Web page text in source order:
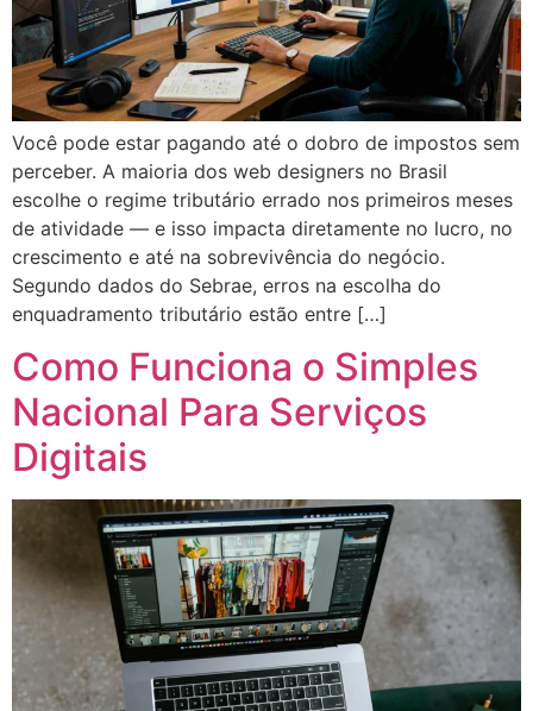
Você pode estar pagando até o dobro de impostos sem
perceber. A maioria dos web designers no Brasil
escolhe o regime tributário errado nos primeiros meses
de atividade — e isso impacta diretamente no lucro, no
crescimento e até na sobrevivência do negócio.
Segundo dados do Sebrae, erros na escolha do
enquadramento tributário estão entre […]
Como Funciona o Simples
Nacional Para Serviços
Digitais